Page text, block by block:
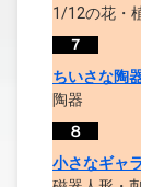
1/12の花・
７
ちいさな陶
陶器
８
小さなギャ